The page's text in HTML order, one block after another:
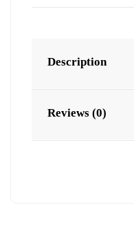
Description
Reviews (0)